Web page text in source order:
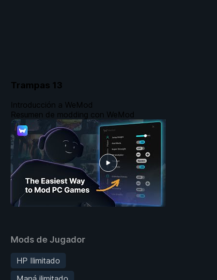
Trampas 13
Mods de Jugador
HP Ilimitado
Introducción a WeMod
Resumen de modding con WeMod